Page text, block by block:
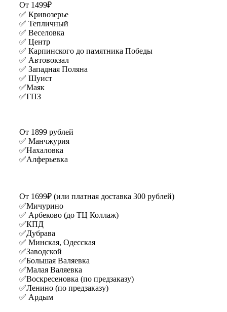
От 1499₽
✅ Кривозерье
✅ Тепличный
✅ Веселовка
✅ Центр
✅ Карпинского до памятника Победы
✅ Автовокзал
✅ Западная Поляна
✅ Шуист
✅Маяк
✅ГПЗ
От 1899 рублей
✅ Манчжурия
✅Нахаловка
✅Алферьевка
От 1699₽ (или платная доставка 300 рублей)
✅Мичурино
✅ Арбеково (до ТЦ Коллаж)
✅КПД
✅Дубрава
✅ Минская, Одесская
✅Заводской
✅Большая Валяевка
✅Малая Валяевка
✅Воскресеновка (по предзаказу)
✅Ленино (по предзаказу)
✅ Ардым